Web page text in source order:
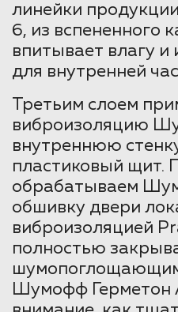
линейки
6, из вспененного
впитывает влагу
для внутренней
Третьим слоем
виброизоляцию
внутреннюю
пластиковый щит.
обрабатываем
обшивку двери
виброизоляцией
полностью
Шумофф Герметон